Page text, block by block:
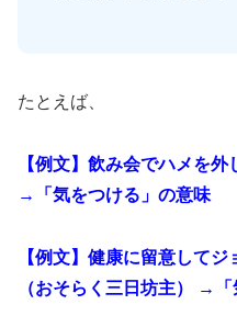
たとえば、
【例文】飲み会でハメを
→「気をつける」の意味
【例文】健康に留意して
（おそらく三日坊主） →